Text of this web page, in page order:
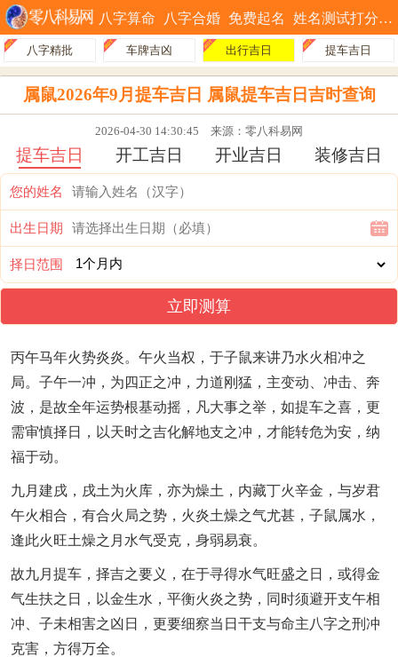
八字算命 八字合婚 免费起名 姓名测试打分
八字精批 车牌吉凶 出行吉日 提车吉日
属鼠2026年9月提车吉日 属鼠提车吉日吉时查询
2026-04-30 14:30:45 来源：零八科易网
提车吉日 开工吉日 开业吉日 装修吉日
您的姓名
出生日期
择日范围
立即测算
丙午马年火势炎炎。午火当权，于子鼠来讲乃水火相冲之
局。子午一冲，为四正之冲，力道刚猛，主变动、冲击、奔
波，是故全年运势根基动摇，凡大事之举，如提车之喜，更
需审慎择日，以天时之吉化解地支之冲，才能转危为安，纳
福于动。
九月建戌，戌土为火库，亦为燥土，内藏丁火辛金，与岁君
午火相合，有合火局之势，火炎土燥之气尤甚，子鼠属水，
逢此火旺土燥之月水气受克，身弱易衰。
故九月提车，择吉之要义，在于寻得水气旺盛之日，或得金
气生扶之日，以金生水，平衡火炎之势，同时须避开支午相
冲、子未相害之凶日，更要细察当日干支与命主八字之刑冲
克害，方得万全。